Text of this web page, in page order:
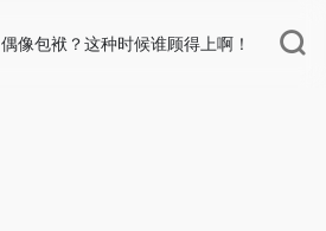
偶像包袱？这种时候谁顾得上啊！